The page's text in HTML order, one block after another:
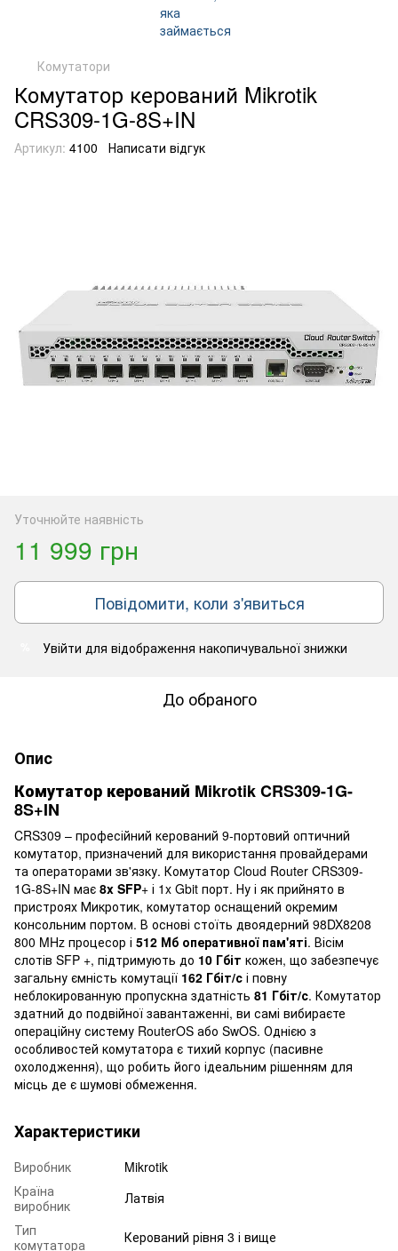
Комутатори
Комутатор керований Mikrotik
CRS309-1G-8S+IN
Артикул: 4100 Написати відгук
Уточнюйте наявність
11 999 грн
Повідомити, коли з'явиться
Увійти для відображення накопичувальної знижки
До обраного
Опис
Комутатор керований Mikrotik CRS309-1G-
8S+IN
CRS309 – професійний керований 9-портовий оптичний
комутатор, призначений для використання провайдерами
та операторами зв'язку. Комутатор Cloud Router CRS309-
1G-8S+IN має 8x SFP+ і 1x Gbit порт. Ну і як прийнято в
пристроях Микротик, комутатор оснащений окремим
консольним портом. В основі стоїть двоядерний 98DX8208
800 MHz процесор і 512 Мб оперативної пам'яті. Вісім
слотів SFP +, підтримують до 10 Гбіт кожен, що забезпечує
загальну ємність комутації 162 Гбіт/с і повну
неблокированную пропускна здатність 81 Гбіт/с. Комутатор
здатний до подвійної завантаженні, ви самі вибираєте
операційну систему RouterOS або SwOS. Однією з
особливостей комутатора є тихий корпус (пасивне
охолодження), що робить його ідеальним рішенням для
місць де є шумові обмеження.
Характеристики
Виробник
Mikrotik
Країна
виробник
Латвія
Тип
комутатора
Керований рівня 3 і вище